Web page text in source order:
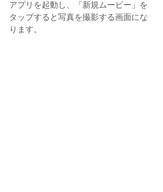
アプリを起動し、「新規ムービー」を
タップすると写真を撮影する画面にな
ります。